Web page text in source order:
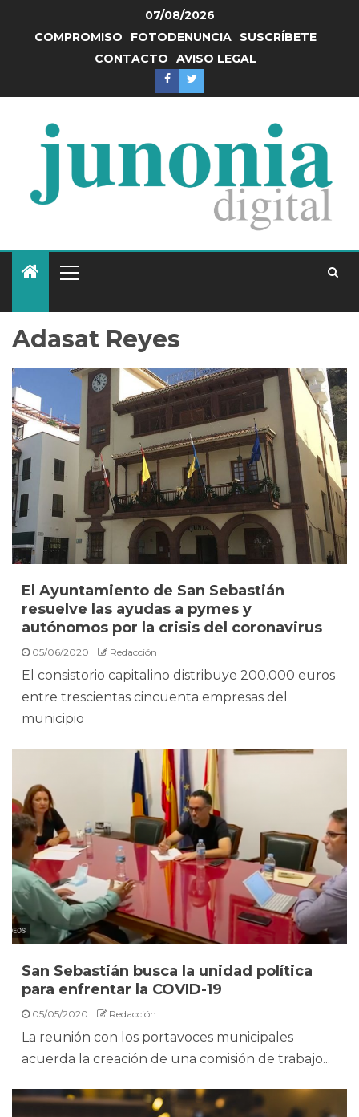
07/08/2026
COMPROMISO
FOTODENUNCIA
SUSCRÍBETE
CONTACTO
AVISO LEGAL
Adasat Reyes
El Ayuntamiento de San Sebastián
resuelve las ayudas a pymes y
autónomos por la crisis del coronavirus
05/06/2020 Redacción
El consistorio capitalino distribuye 200.000 euros
entre trescientas cincuenta empresas del
municipio
San Sebastián busca la unidad política
para enfrentar la COVID-19
05/05/2020 Redacción
La reunión con los portavoces municipales
acuerda la creación de una comisión de trabajo...